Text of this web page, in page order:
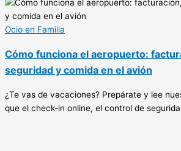
Ocio en Familia
Cómo funciona el aeropuerto:
seguridad y comida en el avión
¿Te vas de vacaciones? Prepárate y lee
que el check-in online, el control de